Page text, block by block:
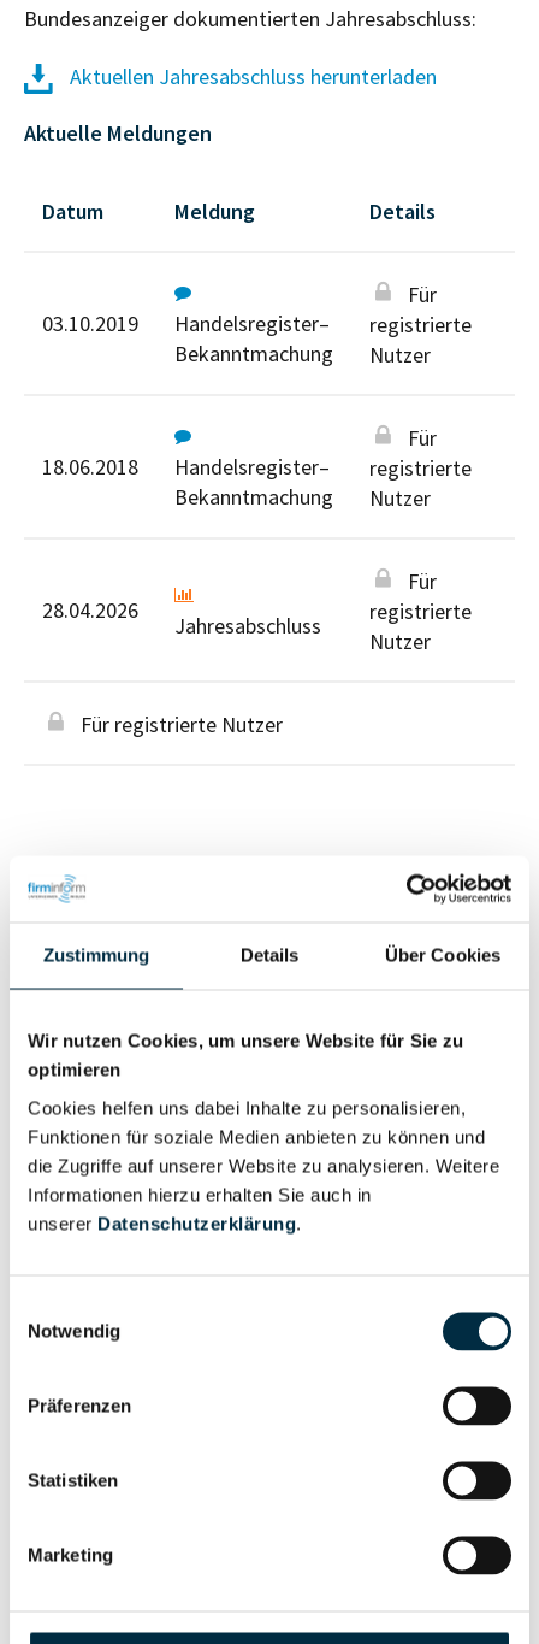
Zustimmung Details Über Cookies
Wir nutzen Cookies, um unsere Website für Sie zu
optimieren
Cookies helfen uns dabei Inhalte zu personalisieren,
Funktionen für soziale Medien anbieten zu können und
die Zugriffe auf unserer Website zu analysieren. Weitere
Informationen hierzu erhalten Sie auch in
unserer Datenschutzerklärung.
Notwendig
Präferenzen
Statistiken
Marketing
Bundesanzeiger dokumentierten Jahresabschluss:
Aktuellen Jahresabschluss herunterladen
Aktuelle Meldungen
Datum Meldung Details
03.10.2019
Handelsregister–
Bekanntmachung
Für
registrierte
Nutzer
18.06.2018
Handelsregister–
Bekanntmachung
Für
registrierte
Nutzer
28.04.2026
Jahresabschluss
Für
registrierte
Nutzer
Für registrierte Nutzer
Nutzer
Wirtschaftlich
Berechtigter
Vollständiges
Unternehmensprofil
anfragen
Gesellschafterstruktur
Unternehmensprofil
Unternehmensnetzwerk
Unternehmensprofil